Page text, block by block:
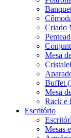
Criado
Mesa
Buffet
Mesa
Rack e
Escritório
Mesas